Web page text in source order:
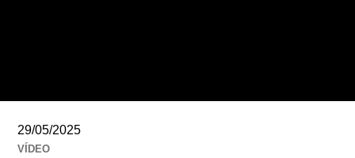
29/05/2025
VÍDEO